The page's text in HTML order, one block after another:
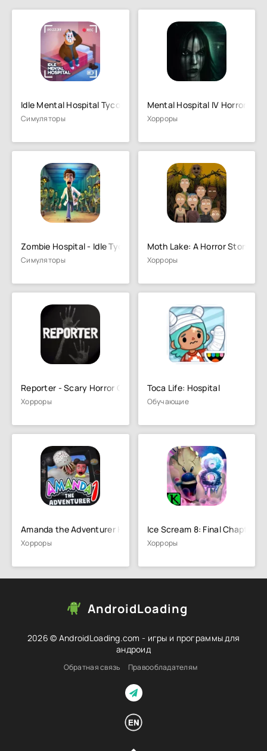
Idle Mental Hospital Tycoon
Симуляторы
Mental Hospital IV Horror
Хорроры
Zombie Hospital - Idle Tycoon
Симуляторы
Moth Lake: A Horror Story
Хорроры
Reporter - Scary Horror Game
Хорроры
Toca Life: Hospital
Обучающие
Amanda the Adventurer Horror
Хорроры
Ice Scream 8: Final Chapter
Хорроры
AndroidLoading
2026 © AndroidLoading.com - игры и программы для
андроид
Обратная связь Правообладателям